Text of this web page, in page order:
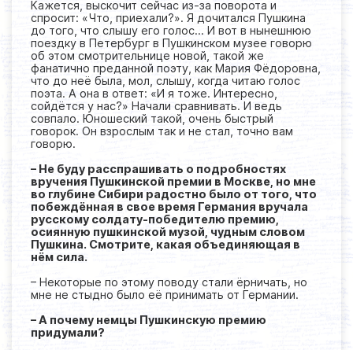
Кажется, выскочит сейчас из-за поворота и
спросит: «Что, приехали?». Я дочитался Пушкина
до того, что слышу его голос… И вот в нынешнюю
поездку в Петербург в Пушкинском музее говорю
об этом смотрительнице новой, такой же
фанатично преданной поэту, как Мария Фёдоровна,
что до неё была, мол, слышу, когда читаю голос
поэта. А она в ответ: «И я тоже. Интересно,
сойдётся у нас?» Начали сравнивать. И ведь
совпало. Юношеский такой, очень быстрый
говорок. Он взрослым так и не стал, точно вам
говорю.
– Не буду расспрашивать о подробностях
вручения Пушкинской премии в Москве, но мне
во глубине Сибири радостно было от того, что
побеждённая в свое время Германия вручала
русскому солдату-победителю премию,
осиянную пушкинской музой, чудным словом
Пушкина. Смотрите, какая объединяющая в
нём сила.
– Некоторые по этому поводу стали ёрничать, но
мне не стыдно было её принимать от Германии.
– А почему немцы Пушкинскую премию
придумали?